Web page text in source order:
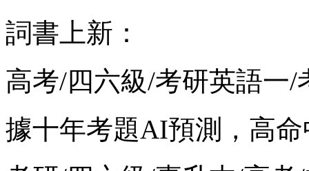
詞書上新：
高考/四六級/考研英語一/
據十年考題AI預測，高